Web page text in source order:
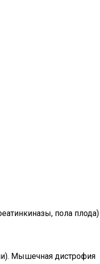
пола плода)
Мышечная дистрофия